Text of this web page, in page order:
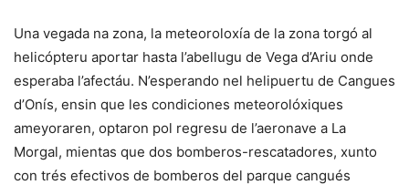
Una vegada na zona, la meteoroloxía de la zona torgó al
helicópteru aportar hasta l’abellugu de Vega d’Ariu onde
esperaba l’afectáu. N’esperando nel helipuertu de Cangues
d’Onís, ensin que les condiciones meteorolóxiques
ameyoraren, optaron pol regresu de l’aeronave a La
Morgal, mientas que dos bomberos-rescatadores, xunto
con trés efectivos de bomberos del parque cangués